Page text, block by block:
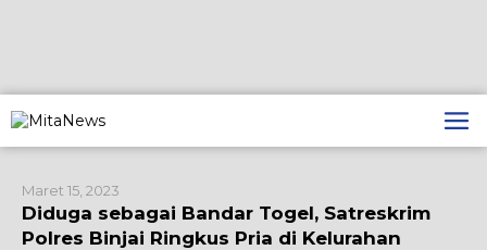
ke
konten
Maret 15, 2023
Diduga sebagai Bandar Togel, Satreskrim
Polres Binjai Ringkus Pria di Kelurahan